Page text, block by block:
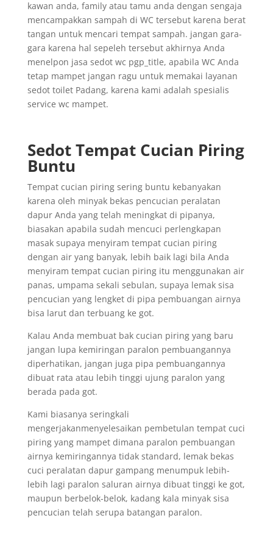
kawan anda, family atau tamu anda dengan sengaja
mencampakkan sampah di WC tersebut karena berat
tangan untuk mencari tempat sampah. jangan gara-
gara karena hal sepeleh tersebut akhirnya Anda
menelpon jasa sedot wc pgp_title, apabila WC Anda
tetap mampet jangan ragu untuk memakai layanan
sedot toilet Padang, karena kami adalah spesialis
service wc mampet.
Sedot Tempat Cucian Piring
Buntu
Tempat cucian piring sering buntu kebanyakan
karena oleh minyak bekas pencucian peralatan
dapur Anda yang telah meningkat di pipanya,
biasakan apabila sudah mencuci perlengkapan
masak supaya menyiram tempat cucian piring
dengan air yang banyak, lebih baik lagi bila Anda
menyiram tempat cucian piring itu menggunakan air
panas, umpama sekali sebulan, supaya lemak sisa
pencucian yang lengket di pipa pembuangan airnya
bisa larut dan terbuang ke got.
Kalau Anda membuat bak cucian piring yang baru
jangan lupa kemiringan paralon pembuangannya
diperhatikan, jangan juga pipa pembuangannya
dibuat rata atau lebih tinggi ujung paralon yang
berada pada got.
Kami biasanya seringkali
mengerjakanmenyelesaikan pembetulan tempat cuci
piring yang mampet dimana paralon pembuangan
airnya kemiringannya tidak standard, lemak bekas
cuci peralatan dapur gampang menumpuk lebih-
lebih lagi paralon saluran airnya dibuat tinggi ke got,
maupun berbelok-belok, kadang kala minyak sisa
pencucian telah serupa batangan paralon.